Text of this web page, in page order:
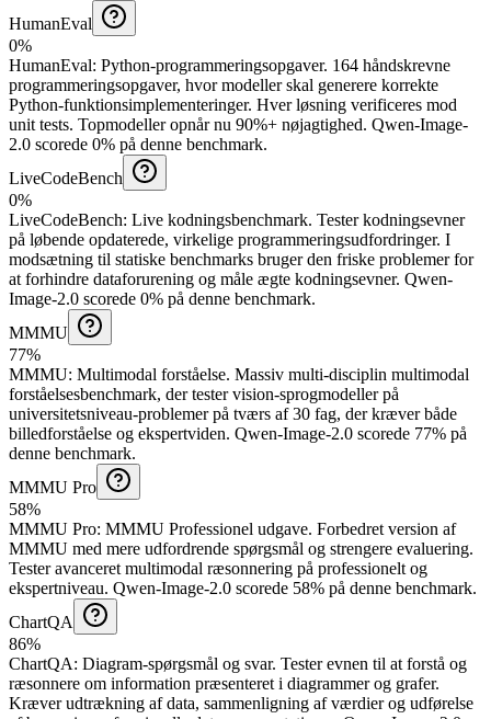
HumanEval
0%
HumanEval: Python-programmeringsopgaver. 164 håndskrevne
programmeringsopgaver, hvor modeller skal generere korrekte
Python-funktionsimplementeringer. Hver løsning verificeres mod
unit tests. Topmodeller opnår nu 90%+ nøjagtighed. Qwen-Image-
2.0 scorede 0% på denne benchmark.
LiveCodeBench
0%
LiveCodeBench: Live kodningsbenchmark. Tester kodningsevner
på løbende opdaterede, virkelige programmeringsudfordringer. I
modsætning til statiske benchmarks bruger den friske problemer for
at forhindre dataforurening og måle ægte kodningsevner. Qwen-
Image-2.0 scorede 0% på denne benchmark.
MMMU
77%
MMMU: Multimodal forståelse. Massiv multi-disciplin multimodal
forståelsesbenchmark, der tester vision-sprogmodeller på
universitetsniveau-problemer på tværs af 30 fag, der kræver både
billedforståelse og ekspertviden. Qwen-Image-2.0 scorede 77% på
denne benchmark.
MMMU Pro
58%
MMMU Pro: MMMU Professionel udgave. Forbedret version af
MMMU med mere udfordrende spørgsmål og strengere evaluering.
Tester avanceret multimodal ræsonnering på professionelt og
ekspertniveau. Qwen-Image-2.0 scorede 58% på denne benchmark.
ChartQA
86%
ChartQA: Diagram-spørgsmål og svar. Tester evnen til at forstå og
ræsonnere om information præsenteret i diagrammer og grafer.
Kræver udtrækning af data, sammenligning af værdier og udførelse